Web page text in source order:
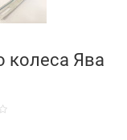
колеса Ява